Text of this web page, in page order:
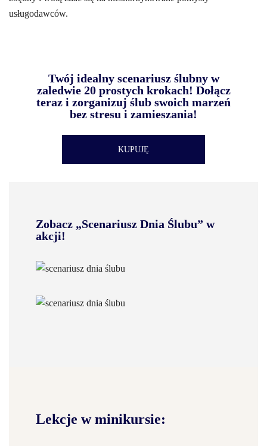
usługodawców.
Twój idealny scenariusz ślubny w
zaledwie 20 prostych krokach! Dołącz
teraz i zorganizuj ślub swoich marzeń
bez stresu i zamieszania!
KUPUJĘ
Zobacz „Scenariusz Dnia Ślubu” w
akcji!
Lekcje w minikursie: